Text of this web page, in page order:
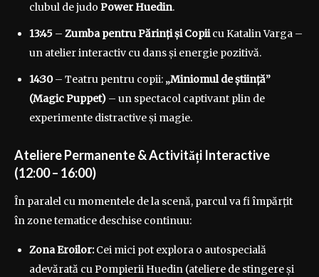
clubul de judo Power Huedin.
13:45 – Zumba pentru Părinți și Copiicu Katalin Varga –
un atelier interactiv cu dans și energie pozitivă.
14:30– Teatru pentru copii: „Miniomul de știință”
(Magic Puppet) – un spectacol captivant plin de
experimente distractive și magie.
Ateliere Permanente & Activități Interactive
(12:00 – 16:00)
În paralel cu momentele de la scenă, parcul va fi împărțit
în zone tematice deschise continuu:
Zona Eroilor:Cei mici pot explora o autospecială
adevărată cu Pompierii Huedin (ateliere de stingere și